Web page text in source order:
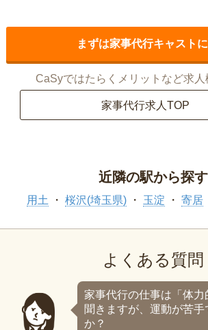
まずは家事代行キャスト
CaSyではたらくメリットなど求人
家事代行求人TOP
近隣の駅から探す
用土 桜沢(埼玉県) 玉淀 寄居
よくある質問
家事代行の仕事は「体力
聞きますが、運動が苦
か？